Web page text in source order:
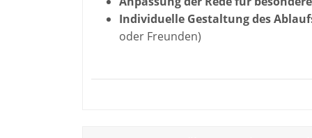
Individuelle Gestaltung des
oder Freunden)